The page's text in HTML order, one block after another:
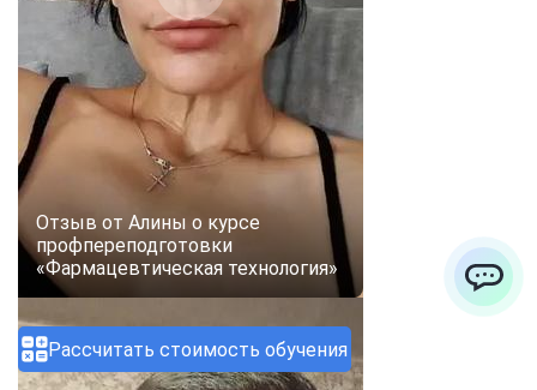
Рассчитать стоимость обучения
Отзыв от Алины о курсе
профпереподготовки
«Фармацевтическая технология»